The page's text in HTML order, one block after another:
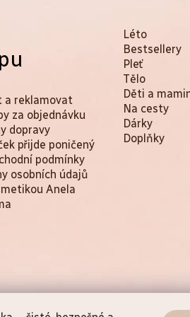
a reklamovat
za objednávku
dopravy
přijde poničený
podmínky
osobních údajů
Anela
Přeskočit
kategorie
K
a
t
e
g
Léto
Bestsellery
Pleť
Tělo
Děti a
Na cesty
Dárky
Doplňky